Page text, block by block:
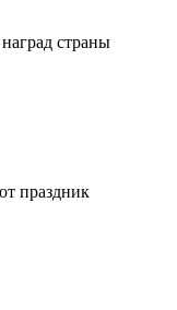
страны
праздник